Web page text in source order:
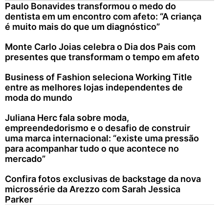
Paulo Bonavides transformou o medo do
dentista em um encontro com afeto: “A criança
é muito mais do que um diagnóstico”
Monte Carlo Joias celebra o Dia dos Pais com
presentes que transformam o tempo em afeto
Business of Fashion seleciona Working Title
entre as melhores lojas independentes de
moda do mundo
Juliana Herc fala sobre moda,
empreendedorismo e o desafio de construir
uma marca internacional: “existe uma pressão
para acompanhar tudo o que acontece no
mercado”
Confira fotos exclusivas de backstage da nova
microssérie da Arezzo com Sarah Jessica
Parker